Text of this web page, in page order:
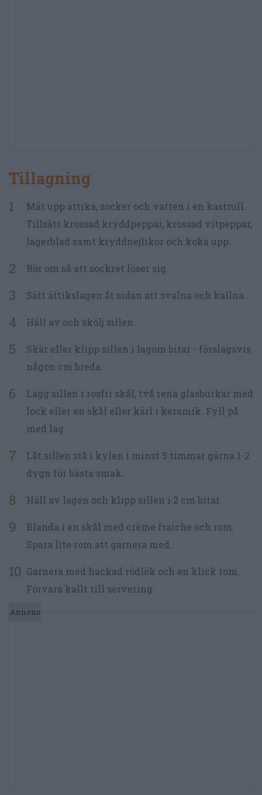
Tillagning
Mät upp ättika, socker och vatten i en kastrull.
Tillsätt krossad kryddpeppar, krossad vitpeppar,
lagerblad samt kryddnejlikor och koka upp.
Rör om så att sockret löser sig.
Sätt ättikslagen åt sidan att svalna och kallna.
Häll av och skölj sillen.
Skär eller klipp sillen i lagom bitar - förslagsvis
någon cm breda.
Lägg sillen i rosfri skål, två rena glasburkar med
lock eller en skål eller kärl i keramik. Fyll på
med lag.
Låt sillen stå i kylen i minst 5 timmar gärna 1-2
dygn för bästa smak.
Häll av lagen och klipp sillen i 2 cm bitar.
Blanda i en skål med créme fraiche och rom.
Spara lite rom att garnera med.
Garnera med hackad rödlök och en klick rom.
Förvara kallt till servering.